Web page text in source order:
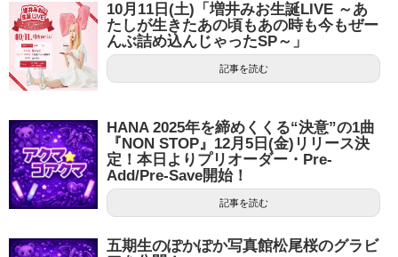
10月11日(土)「増井みお生誕LIVE ～あ
たしが生きたあの頃もあの時も今もぜー
んぶ詰め込んじゃったSP～」
記事を読む
HANA 2025年を締めくくる“決意”の1曲
『NON STOP』12月5日(金)リリース決
定！本日よりプリオーダー・Pre-
Add/Pre-Save開始！
記事を読む
五期生のぽかぽか写真館松尾桜のグラビ